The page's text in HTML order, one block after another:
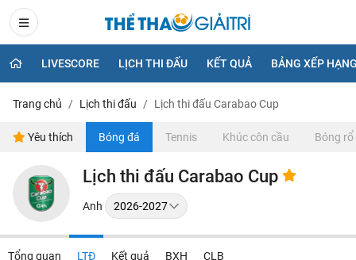
LIVESCORE LỊCH THI ĐẤU KẾT QUẢ BẢNG XẾP
Trang chủ Lịch thi đấu Lịch thi đấu Carabao Cup
Yêu thích Bóng đá Tennis Khúc côn cầu Bóng rổ
Lịch thi đấu Carabao Cup
Anh
Tổng quan LTĐ Kết quả BXH CLB